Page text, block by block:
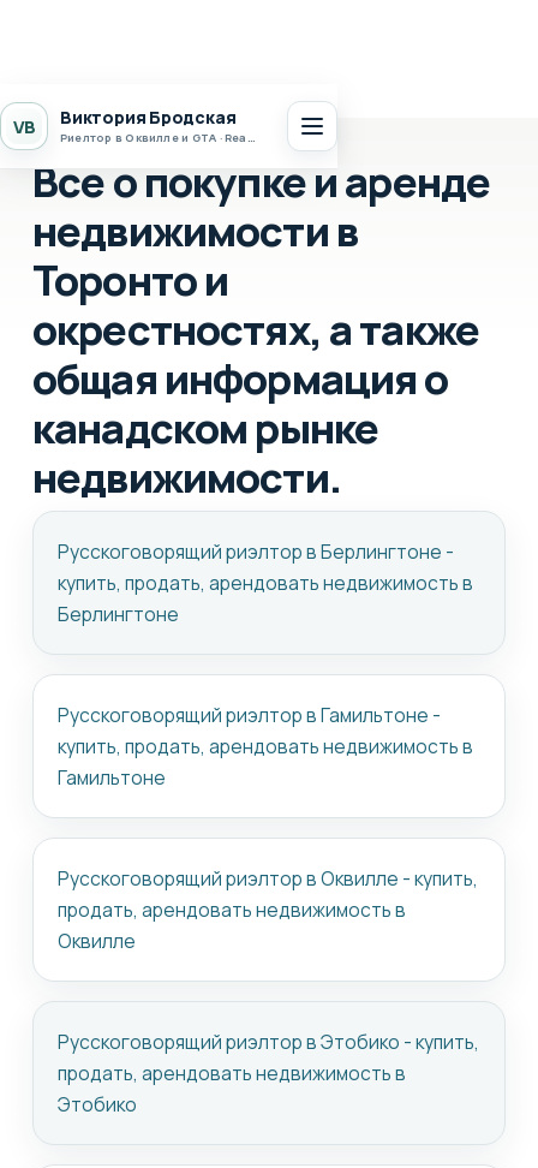
VB Виктория Бродская
Риелтор в Оквилле и GTA · Realty 7 Ltd.
Все о покупке и аренде
недвижимости в
Торонто и
окрестностях, а также
общая информация о
канадском рынке
недвижимости.
Русскоговорящий риэлтор в Берлингтоне -
купить, продать, арендовать недвижимость в
Берлингтоне
Русскоговорящий риэлтор в Гамильтоне -
купить, продать, арендовать недвижимость в
Гамильтоне
Русскоговорящий риэлтор в Оквилле - купить,
продать, арендовать недвижимость в
Оквилле
Русскоговорящий риэлтор в Этобико - купить,
продать, арендовать недвижимость в
Этобико